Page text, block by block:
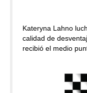
Kateryna Lahno
calidad de
recibió el medio